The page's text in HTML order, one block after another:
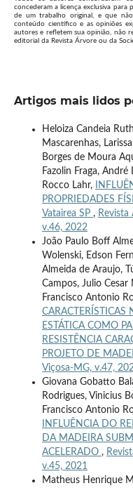
concederam a licença exclusiva
de um trabalho original, e que
conteúdo científico e as opiniões
autores e refletem sua opinião, não
editorial da Revista Árvore ou da
Artigos mais lidos
Heloiza Candeia
Mascarenhas,
Borges de Moura
Fazolin Fraga,
Rocco Lahr,
PROPRIEDADES
Vatairea SP , Revista
v.46, 2022
João Paulo Boff
Wolenski, Edson
Almeida de Araujo,
Campos, Julio
Francisco Antonio
CARACTERÍSTICAS
ESTÁTICA COMO
RESISTÊNCIA
PROJETO DE
Viçosa-MG, v.47,
Giovana Gobatto
Rodrigues, Vinicius
Francisco Antonio
INFLUÊNCIA DO
DA MADEIRA
ACELERADO ,
v.45, 2021
Matheus Henrique